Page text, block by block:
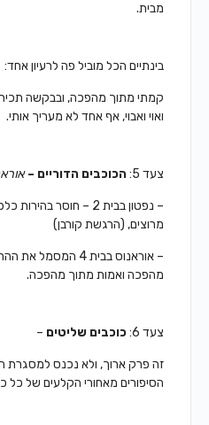
מבית.
בינתיים הכל מוביל פה לרעיון אחד:
קמתי מתוך מהפכה, ובבקשה
ואוי ואבוי, אף אחד לא מעריך אותי.
צעד 5: הכוכבים הדוריים –
– נפטון בבית 2 – חוסר בהירות כלכלית.
מרוצים, (הרגשת קורבן)
– אוראנוס בבית 4 המסמל את ההתחלה ואת הסוף –
מהפכה ואמות מתוך מהפכה.
צעד 6: כוכבים שליטים–
זה פרק ארוך, ולא נכנס למסגרת
הסיפורים מאחורי הקלעים של כל